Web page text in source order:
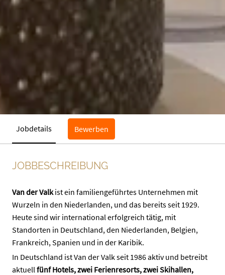
Jobdetails Bewerben
JOBBESCHREIBUNG
Van der Valkist ein familiengeführtes Unternehmen mit
Wurzeln in den Niederlanden, und das bereits seit 1929.
Heute sind wir international erfolgreich tätig, mit
Standorten in Deutschland, den Niederlanden, Belgien,
Frankreich, Spanien und in der Karibik.
In Deutschland ist Van der Valk seit 1986 aktiv und betreibt
aktuell fünf Hotels, zwei Ferienresorts, zwei Skihallen,